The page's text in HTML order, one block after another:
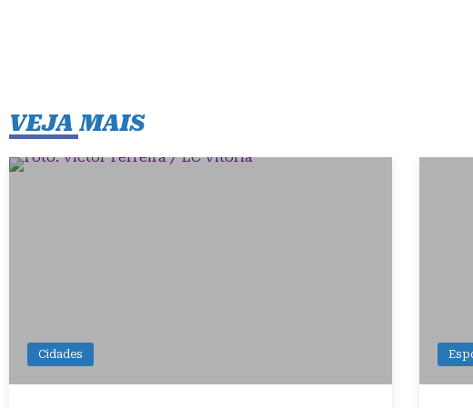
VEJA MAIS
Cidades